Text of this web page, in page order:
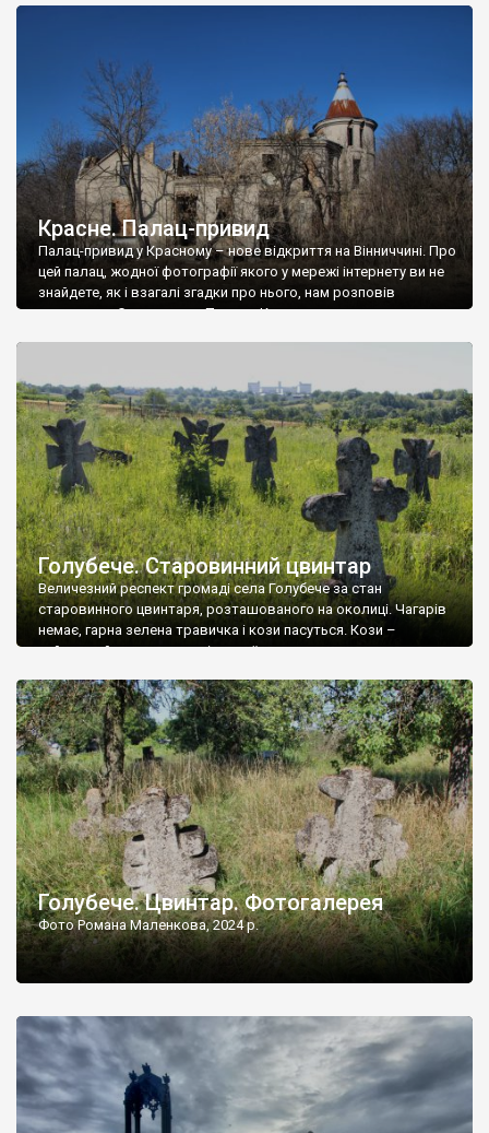
Красне. Палац-привид
Палац-привид у Красному – нове відкриття на Вінниччині. Про
цей палац, жодної фотографії якого у мережі інтернету ви не
знайдете, як і взагалі згадки про нього, нам розповів
мешканець Самгородка. Палац у Красному вразив не лише
Голубече. Старовинний цвинтар
Величезний респект громаді села Голубече за стан
старовинного цвинтаря, розташованого на околиці. Чагарів
немає, гарна зелена травичка і кози пасуться. Кози –
найкращий регулятор шкідливої, для старих кладовищ,
бруньками, кози ті бруньки обгризають, бо то улюблений
делікатес. На цвинтарі у Голубечому ціла колекція
різноманітних форм хрестів. Село відносно невелике, […]
Голубече. Цвинтар. Фотогалерея
Фото Романа Маленкова, 2024 р.